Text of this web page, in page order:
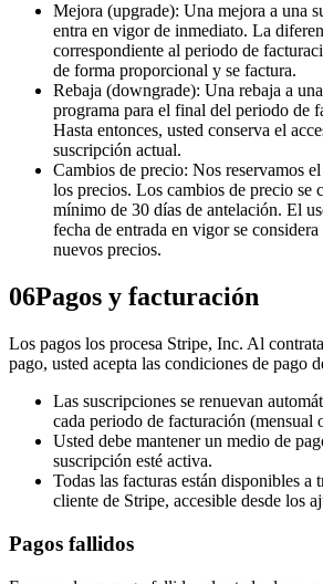
Mejora (upgrade): Una mejora a una
entra en vigor de inmediato. La
correspondiente al periodo de
de forma proporcional y se factura.
Rebaja (downgrade): Una rebaja a
programa para el final del periodo de
Hasta entonces, usted conserva el
suscripción actual.
Cambios de precio: Nos reservamos
los precios. Los cambios de precio se
mínimo de 30 días de antelación. El
fecha de entrada en vigor se
nuevos precios.
06Pagos y facturación
Los pagos los procesa Stripe, Inc. Al
pago, usted acepta las condiciones de pago
Las suscripciones se renuevan
cada periodo de facturación (mensual
Usted debe mantener un medio de
suscripción esté activa.
Todas las facturas están disponibles a
cliente de Stripe, accesible desde los
Pagos fallidos